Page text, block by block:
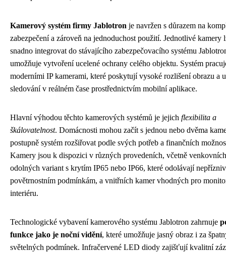
Kamerový systém firmy Jablotron je navržen s důrazem na
zabezpečení a zároveň na jednoduchost použití. Jednotlivé kamery
snadno integrovat do stávajícího zabezpečovacího systému
umožňuje vytvoření ucelené ochrany celého objektu. Systém
moderními IP kamerami, které poskytují vysoké rozlišení obrazu a
sledování v reálném čase prostřednictvím mobilní aplikace.
Hlavní výhodou těchto kamerových systémů je jejich flexibilita a
škálovatelnost. Domácnosti mohou začít s jednou nebo dvěma
postupně systém rozšiřovat podle svých potřeb a finančních
Kamery jsou k dispozici v různých provedeních, včetně venkovních
odolných variant s krytím IP65 nebo IP66, které odolávají
povětrnostním podmínkám, a vnitřních kamer vhodných pro
interiéru.
Technologické vybavení kamerového systému Jablotron zahrnuje
funkce jako je noční vidění, které umožňuje jasný obraz i za
světelných podmínek. Infračervené LED diody zajišťují kvalitní